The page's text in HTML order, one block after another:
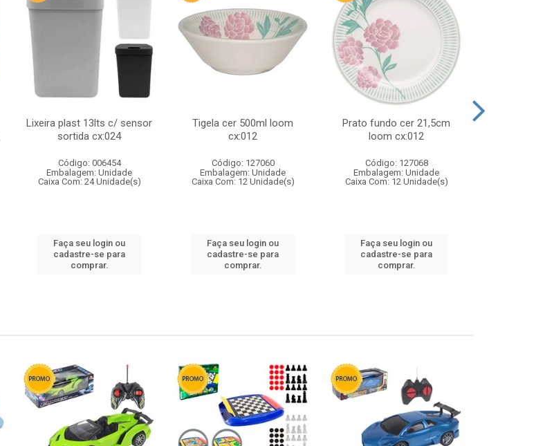
Lixeira plast 13lts c/ sensor
sortida cx:024
Código: 006454
Embalagem: Unidade
Caixa Com: 24 Unidade(s)
Faça seu login ou
cadastre-se para
comprar.
Tigela cer 500ml loom
cx:012
Código: 127060
Embalagem: Unidade
Caixa Com: 12 Unidade(s)
Faça seu login ou
cadastre-se para
comprar.
Prato fundo cer 21,5cm
loom cx:012
Código: 127068
Embalagem: Unidade
Caixa Com: 12 Unidade(s)
Faça seu login ou
cadastre-se para
comprar.